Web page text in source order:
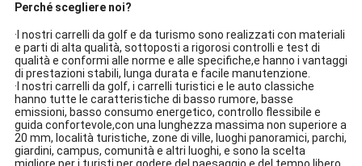
Perché scegliere noi?
·I nostri carrelli da golf e da turismo sono realizzati con materiali
e parti di alta qualità, sottoposti a rigorosi controlli e test di
qualità e conformi alle norme e alle specifiche,e hanno i vantaggi
di prestazioni stabili, lunga durata e facile manutenzione.
·I nostri carrelli da golf, i carrelli turistici e le auto classiche
hanno tutte le caratteristiche di basso rumore, basse
emissioni, basso consumo energetico, controllo flessibile e
guida confortevole,con una lunghezza massima non superiore a
20 mm, località turistiche, zone di ville, luoghi panoramici, parchi,
giardini, campus, comunità e altri luoghi, e sono la scelta